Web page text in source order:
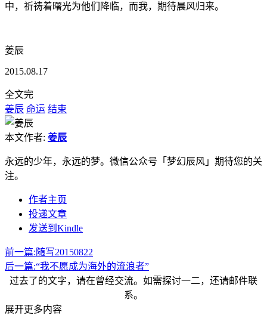
中，祈祷着曙光为他们降临，而我，期待晨风归来。
姜辰
2015.08.17
全文完
姜辰 命运 结束
本文作者: 姜辰
永远的少年，永远的梦。微信公众号「梦幻辰风」期待您的关
注。
作者主页
投递文章
发送到Kindle
前一篇:随写20150822
后一篇:“我不愿成为海外的流浪者”
过去了的文字，请在曾经交流。如需探讨一二，还请邮件联
系。
展开更多内容